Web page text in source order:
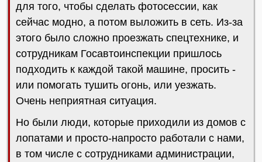
для того, чтобы сделать фотосессии, как
сейчас модно, а потом выложить в сеть. Из-за
этого было сложно проезжать спецтехнике, и
сотрудникам Госавтоинспекции пришлось
подходить к каждой такой машине, просить -
или помогать тушить огонь, или уезжать.
Очень неприятная ситуация.
Но были люди, которые приходили из домов с
лопатами и просто-напросто работали с нами,
в том числе с сотрудниками администрации,